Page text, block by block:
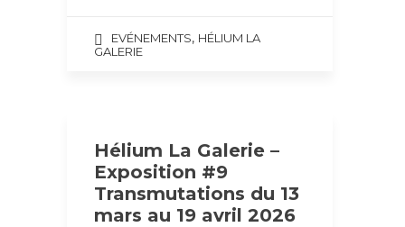
EVÉNEMENTS, HÉLIUM LA
GALERIE
Hélium La Galerie –
Exposition #9
Transmutations du 13
mars au 19 avril 2026